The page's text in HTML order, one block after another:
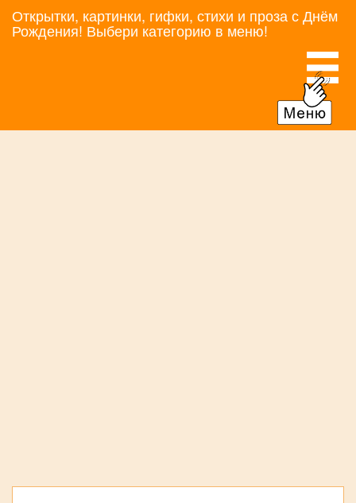
Открытки, картинки, гифки, стихи и проза с Днём
Рождения! Выбери категорию в меню!